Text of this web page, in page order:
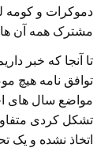
دموکرات و کومه
مشترک همه آن
تا آنجا که خبر
توافق نامه هیچ
مواضع سال های
تشکل کردی
اتخاذ نشده و یک